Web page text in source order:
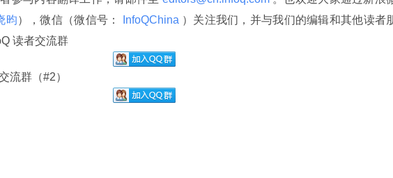
昀），微信（微信号： InfoQChina ）关注我们，并与我们的编辑和其他读者
读者交流群
流群（#2）